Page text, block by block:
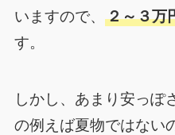
いますので、 ２～３万
す。
しかし、あまり安っぽ
の例えば夏物ではない